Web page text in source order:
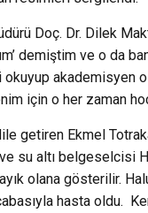
Doç. Dr. Dilek
demiştim ve o da
akademisyen
için o her zaman
getiren Ekmel
su altı belgeselcisi
olana gösterilir.
hasta oldu.